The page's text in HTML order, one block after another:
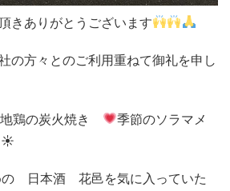
きありがとうございます
の方々とのご利用重ねて御礼を申し
鶏の炭火焼き
季節のソラマメ
日本酒 花邑を気に入っていた